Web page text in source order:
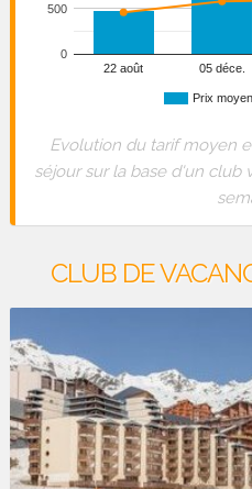
Prix moyen
22 août 05 déce.
0
500
Evolution du tarif moyen
séjour sur la base d'un club
CLUB DE